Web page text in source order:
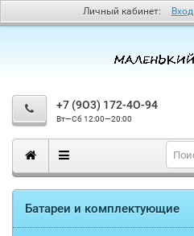
Личный кабинет: Вход
+7 (9O3) 172-4O-94
Вт—Сб 12:00—20:00
Батареи и комплектующие